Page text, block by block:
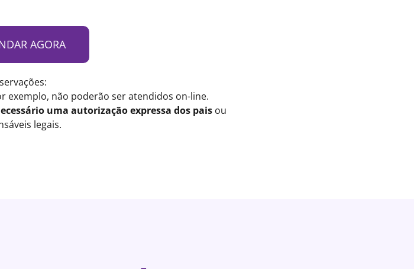
AGORA
exemplo, não poderão ser atendidos on-line.
uma autorização expressa dos paisou
legais.